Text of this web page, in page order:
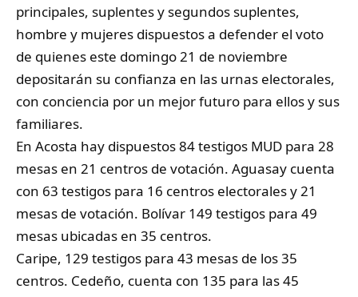
principales, suplentes y segundos suplentes,
hombre y mujeres dispuestos a defender el voto
de quienes este domingo 21 de noviembre
depositarán su confianza en las urnas electorales,
con conciencia por un mejor futuro para ellos y sus
familiares.
En Acosta hay dispuestos 84 testigos MUD para 28
mesas en 21 centros de votación. Aguasay cuenta
con 63 testigos para 16 centros electorales y 21
mesas de votación. Bolívar 149 testigos para 49
mesas ubicadas en 35 centros.
Caripe, 129 testigos para 43 mesas de los 35
centros. Cedeño, cuenta con 135 para las 45